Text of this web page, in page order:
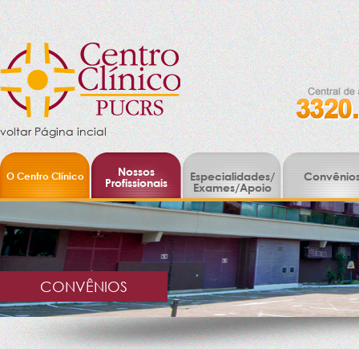
voltar Página incial
O Centro Clínico
Nossos
Profissionais
Especialidades/
Exames/Apoio
CONVÊNIOS